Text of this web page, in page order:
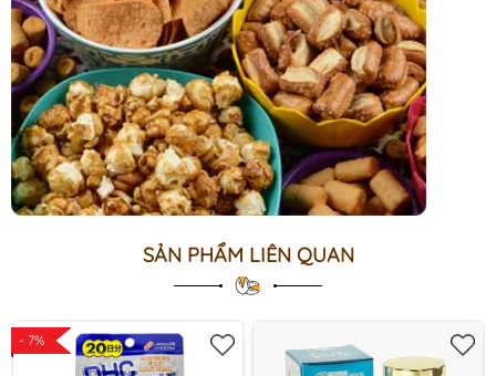
SẢN PHẨM LIÊN QUAN
- 7%